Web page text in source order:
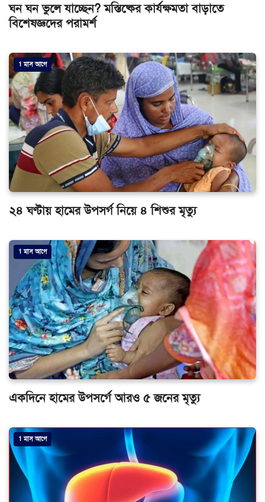
ঘন ঘন ভুলে যাচ্ছেন? মস্তিষ্কের কার্যক্ষমতা বাড়াতে
বিশেষজ্ঞদের পরামর্শ
1 মাস আগে
২৪ ঘণ্টায় হামের উপসর্গ নিয়ে ৪ শিশুর মৃত্যু
1 মাস আগে
একদিনে হামের উপসর্গে আরও ৫ জনের মৃত্যু
1 মাস আগে